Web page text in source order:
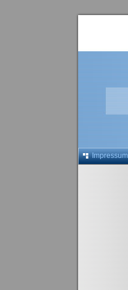
Impressum